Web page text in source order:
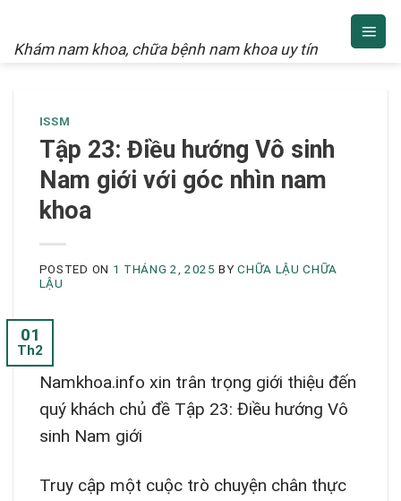
Khám nam khoa, chữa bệnh nam khoa uy tín
ISSM
Tập 23: Điều hướng Vô sinh
Nam giới với góc nhìn nam
khoa
POSTED ON 1 THÁNG 2, 2025 BYCHỮA LẬU CHỮA
LẬU
01
Th2
Namkhoa.info xin trân trọng giới thiệu đến
quý khách chủ đề Tập 23: Điều hướng Vô
sinh Nam giới
Truy cập một cuộc trò chuyện chân thực